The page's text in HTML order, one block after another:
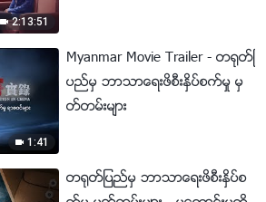
2:13:51
1:41
Myanmar Movie Trailer - တ႐ုတ္ျ
ပည္မွ ဘာသာေရးဖိစီးႏွိပ္စက္မႈ မွ
တ္တမ္းမ်ား
တ႐ုတ္ျပည္မွ ဘာသာေရးဖိစီးႏွိပ္စ